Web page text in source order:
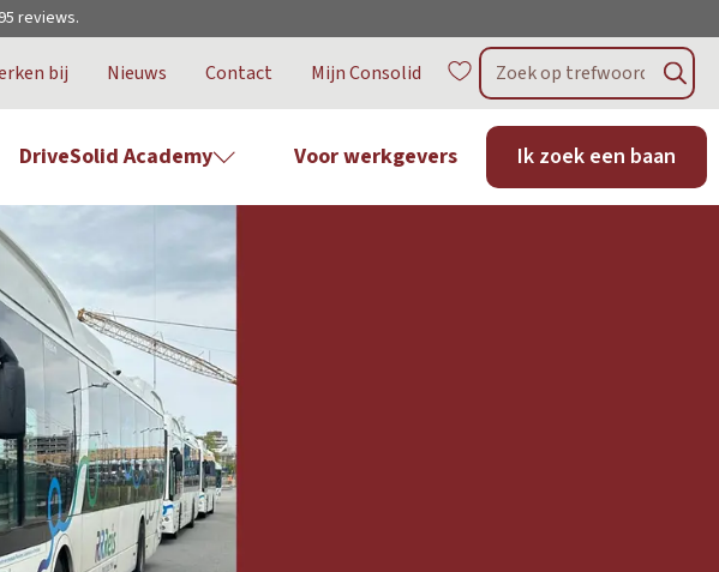
reviews.
bij Nieuws Contact Mijn Consolid
DriveSolid Academy Voor werkgevers Ik zoek een baan